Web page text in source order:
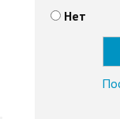
Нет